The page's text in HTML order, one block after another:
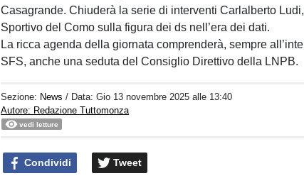
Casagrande. Chiuderà la serie di interventi Carlalberto
Sportivo del Como sulla figura dei ds nell’era dei dati.
La ricca agenda della giornata comprenderà, sempre
SFS, anche una seduta del Consiglio Direttivo della LNPB.
Sezione: News / Data:Gio 13 novembre 2025 alle 13:40
Autore: Redazione Tuttomonza
vedi letture
Condividi Tweet